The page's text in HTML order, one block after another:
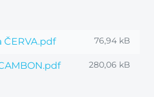
76,94 kB
280,06 kB